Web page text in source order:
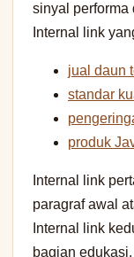
sinyal performa
Internal link
jual daun
standar
produk
Internal link
paragraf awal
Internal link
bagian